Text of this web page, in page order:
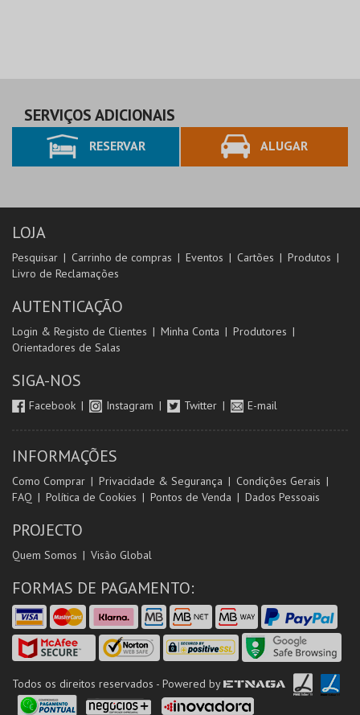
SERVIÇOS ADICIONAIS
RESERVAR ALUGAR
LOJA
Pesquisar Carrinho de compras Eventos Cartões
Produtos
Livro de Reclamações
AUTENTICAÇÃO
Login & Registo de Clientes Minha Conta
Produtores
Orientadores de Salas
SIGA-NOS
Facebook Instagram Twitter E-mail
INFORMAÇÕES
Como Comprar Privacidade & Segurança
Condições Gerais
FAQ
Política de Cookies Pontos de Venda Dados Pessoais
PROJECTO
Quem Somos Visão Global
FORMAS DE PAGAMENTO:
Todos os direitos reservados - Powered by ETNAGA